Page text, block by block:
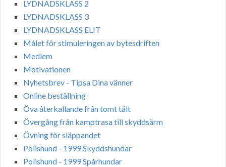
LYDNADSKLASS 2
LYDNADSKLASS 3
LYDNADSKLASS ELIT
Målet för stimuleringen av bytesdriften
Medlem
Motivationen
Nyhetsbrev - Tipsa Dina vänner
Online beställning
Öva återkallande från tomt tält
Övergång från kamptrasa till skyddsärm
Övning för släppandet
Polishund - 1999 Skyddshundar
Polishund - 1999 Spårhundar